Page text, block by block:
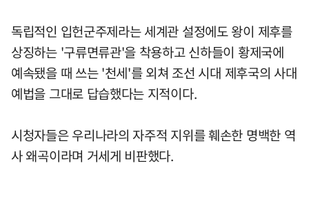
독립적인 입헌군주제라는 세계관 설정에도 왕이 제후를
상징하는 '구류면류관'을 착용하고 신하들이 황제국에
예속됐을 때 쓰는 '천세'를 외쳐 조선 시대 제후국의 사대
예법을 그대로 답습했다는 지적이다.
시청자들은 우리나라의 자주적 지위를 훼손한 명백한 역
사 왜곡이라며 거세게 비판했다.